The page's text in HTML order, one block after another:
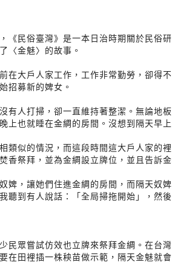
《民俗臺灣》是一本日治時期關於民
〈金魅〉的故事。
在大戶人家工作，工作非常勤勞，卻
招募新的婢女。
有人打掃，卻一直維持著整潔。無論
上也就睡在金綢的房間。沒想到隔天早
類似的情況，而這段時間這大戶人家
香祭拜，並為金綢設立牌位，並且告訴
婢，讓她們住進金綢的房間，而隔天
聽到有人說話：「全局掃拖開始」，然
民眾嘗試仿效也立牌來祭拜金綢。在
在田裡插一株秧苗做示範，隔天金魅